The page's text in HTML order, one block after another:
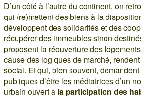
D’un côté à l’autre du continent, on
qui (re)mettent des biens à la
développent des solidarités et des
récupérer des immeubles sinon
proposent la réouverture des
cause des logiques de marché,
social. Et qui, bien souvent,
publiques d’être les médiatrices d’un
urbain ouvert à la participation des